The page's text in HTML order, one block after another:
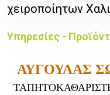
χειροποίητων
Υπηρεσίες -
ΑΥΓΟΥΛΑΣ